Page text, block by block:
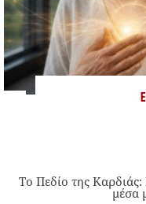
Το Πεδίο της
μέσα